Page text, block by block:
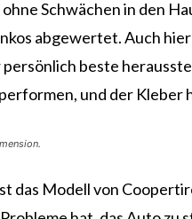
ohne Schwächen in
abgewertet. Auch
beste
und der
das Modell von